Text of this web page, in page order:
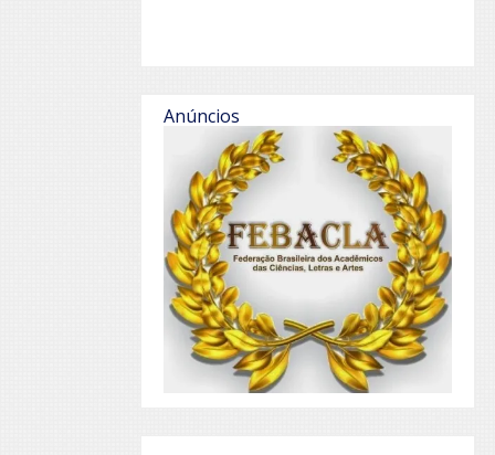
Anúncios